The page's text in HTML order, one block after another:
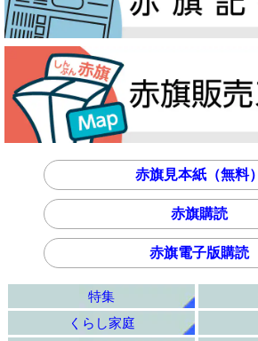
赤旗見本紙（無料）
赤旗購読
赤旗電子版購読
特集
くらし家庭